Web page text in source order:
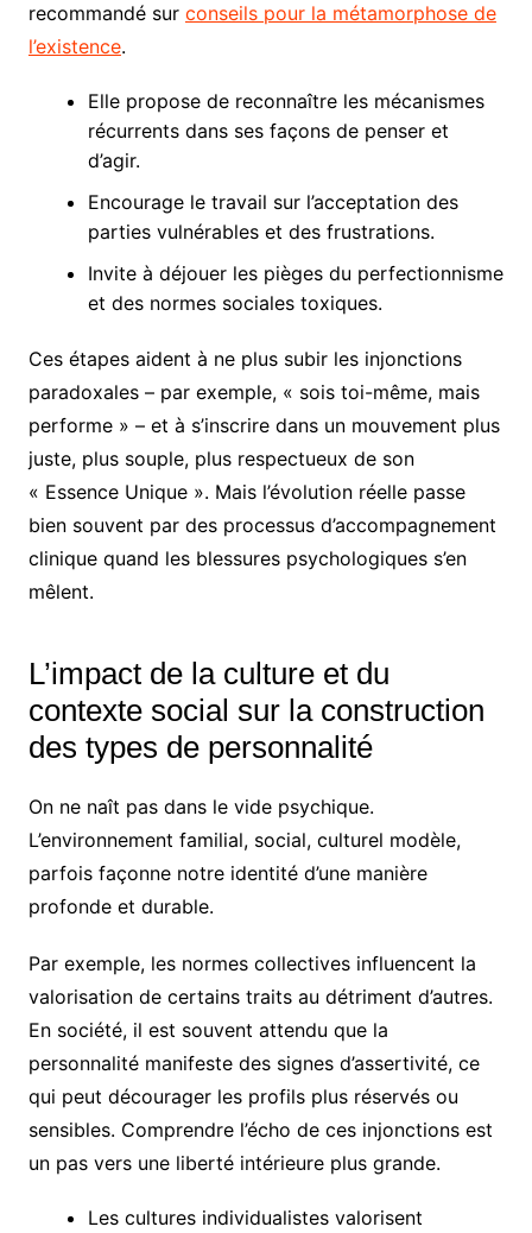
recommandé sur conseils pour la métamorphose de
l’existence.
Elle propose de reconnaître les mécanismes
récurrents dans ses façons de penser et
d’agir.
Encourage le travail sur l’acceptation des
parties vulnérables et des frustrations.
Invite à déjouer les pièges du perfectionnisme
et des normes sociales toxiques.
Ces étapes aident à ne plus subir les injonctions
paradoxales – par exemple, « sois toi-même, mais
performe » – et à s’inscrire dans un mouvement plus
juste, plus souple, plus respectueux de son
« Essence Unique ». Mais l’évolution réelle passe
bien souvent par des processus d’accompagnement
clinique quand les blessures psychologiques s’en
mêlent.
L’impact de la culture et du
contexte social sur la construction
des types de personnalité
On ne naît pas dans le vide psychique.
L’environnement familial, social, culturel modèle,
parfois façonne notre identité d’une manière
profonde et durable.
Par exemple, les normes collectives influencent la
valorisation de certains traits au détriment d’autres.
En société, il est souvent attendu que la
personnalité manifeste des signes d’assertivité, ce
qui peut décourager les profils plus réservés ou
sensibles. Comprendre l’écho de ces injonctions est
un pas vers une liberté intérieure plus grande.
Les cultures individualistes valorisent